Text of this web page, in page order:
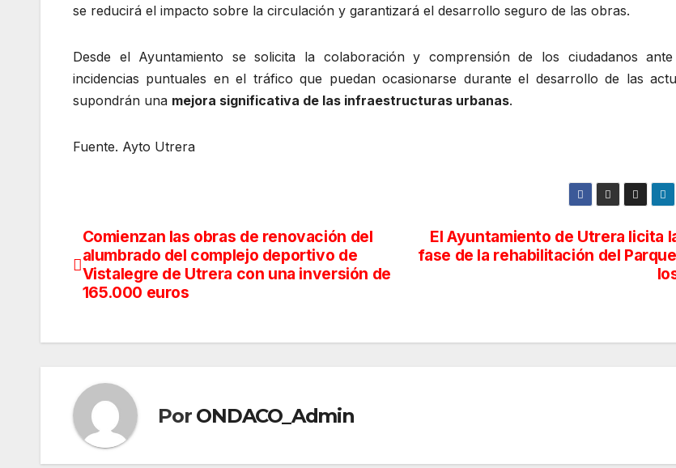
se reducirá el impacto sobre la circulación y garantizará el desarrollo seguro de las obras.
Desde el Ayuntamiento se solicita la colaboración y comprensión de los ciudadanos
incidencias puntuales en el tráfico que puedan ocasionarse durante el desarrollo de las
supondrán una mejora significativa de las infraestructuras urbanas.
Fuente. Ayto Utrera
Navegación
de
El Ayuntamiento de Utrera licita
fase de la rehabilitación del
Comienzan las obras de renovación del
alumbrado del complejo deportivo de
Vistalegre de Utrera con una inversión de
165.000 euros
Por ONDACO_Admin